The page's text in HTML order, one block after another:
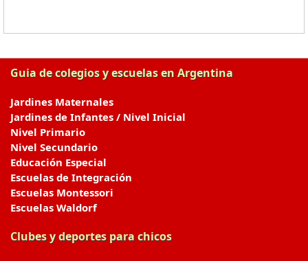
Guia de colegios y escuelas en Argentina
Jardines Maternales
Jardines de Infantes / Nivel Inicial
Nivel Primario
Nivel Secundario
Educación Especial
Escuelas de Integración
Escuelas Montessori
Escuelas Waldorf
Clubes y deportes para chicos